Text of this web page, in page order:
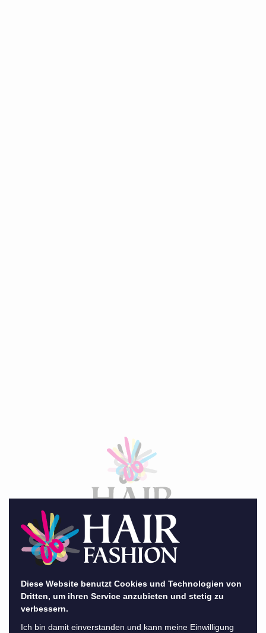
SchönerMacher Team
Party
Events
Diese Website benutzt Cookies und Technologien von
Dritten, um ihren Service anzubieten und stetig zu
verbessern.
Ich bin damit einverstanden und kann meine Einwilligung